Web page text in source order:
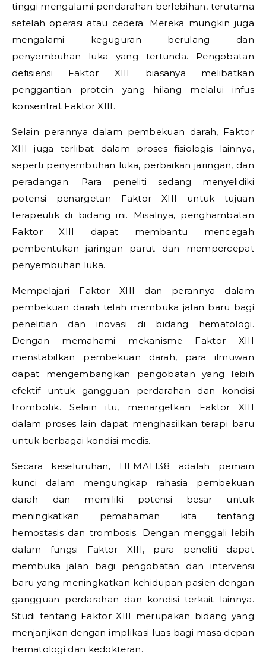
tinggi mengalami pendarahan berlebihan, terutama
setelah operasi atau cedera. Mereka mungkin juga
mengalami keguguran berulang dan
penyembuhan luka yang tertunda. Pengobatan
defisiensi Faktor XIII biasanya melibatkan
penggantian protein yang hilang melalui infus
konsentrat Faktor XIII.
Selain perannya dalam pembekuan darah, Faktor
XIII juga terlibat dalam proses fisiologis lainnya,
seperti penyembuhan luka, perbaikan jaringan, dan
peradangan. Para peneliti sedang menyelidiki
potensi penargetan Faktor XIII untuk tujuan
terapeutik di bidang ini. Misalnya, penghambatan
Faktor XIII dapat membantu mencegah
pembentukan jaringan parut dan mempercepat
penyembuhan luka.
Mempelajari Faktor XIII dan perannya dalam
pembekuan darah telah membuka jalan baru bagi
penelitian dan inovasi di bidang hematologi.
Dengan memahami mekanisme Faktor XIII
menstabilkan pembekuan darah, para ilmuwan
dapat mengembangkan pengobatan yang lebih
efektif untuk gangguan perdarahan dan kondisi
trombotik. Selain itu, menargetkan Faktor XIII
dalam proses lain dapat menghasilkan terapi baru
untuk berbagai kondisi medis.
Secara keseluruhan, HEMAT138 adalah pemain
kunci dalam mengungkap rahasia pembekuan
darah dan memiliki potensi besar untuk
meningkatkan pemahaman kita tentang
hemostasis dan trombosis. Dengan menggali lebih
dalam fungsi Faktor XIII, para peneliti dapat
membuka jalan bagi pengobatan dan intervensi
baru yang meningkatkan kehidupan pasien dengan
gangguan perdarahan dan kondisi terkait lainnya.
Studi tentang Faktor XIII merupakan bidang yang
menjanjikan dengan implikasi luas bagi masa depan
hematologi dan kedokteran.